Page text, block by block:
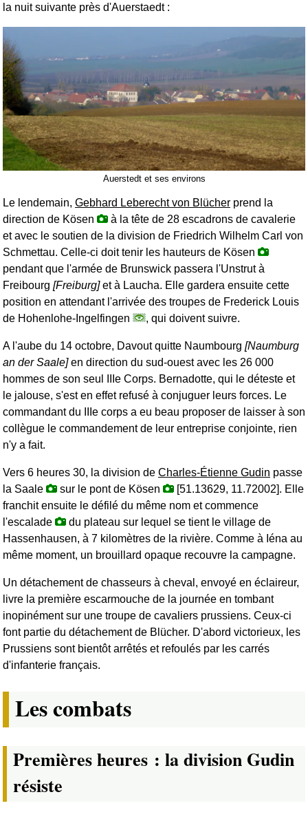
la nuit suivante près d'Auerstaedt :
Auerstedt et ses environs
Le lendemain, Gebhard Leberecht von Blücher prend la
direction de Kösen
à la tête de 28 escadrons de cavalerie
et avec le soutien de la division de Friedrich Wilhelm Carl von
Schmettau. Celle-ci doit tenir les hauteurs de Kösen
pendant que l'armée de Brunswick passera l'Unstrut à
Freibourg [Freiburg]et à Laucha. Elle gardera ensuite cette
position en attendant l'arrivée des troupes de Frederick Louis
de Hohenlohe-Ingelfingen
, qui doivent suivre.
A l'aube du 14 octobre, Davout quitte Naumbourg [Naumburg
an der Saale]en direction du sud-ouest avec les 26 000
hommes de son seul IIIe Corps. Bernadotte, qui le déteste et
le jalouse, s'est en effet refusé à conjuguer leurs forces. Le
commandant du IIIe corps a eu beau proposer de laisser à son
collègue le commandement de leur entreprise conjointe, rien
n'y a fait.
Vers 6 heures 30, la division de Charles-Étienne Gudin passe
la Saale
sur le pont de Kösen
[51.13629, 11.72002]. Elle
franchit ensuite le défilé du même nom et commence
l'escalade
du plateau sur lequel se tient le village de
Hassenhausen, à 7 kilomètres de la rivière. Comme à Iéna au
même moment, un brouillard opaque recouvre la campagne.
Un détachement de chasseurs à cheval, envoyé en éclaireur,
livre la première escarmouche de la journée en tombant
inopinément sur une troupe de cavaliers prussiens. Ceux-ci
font partie du détachement de Blücher. D'abord victorieux, les
Prussiens sont bientôt arrêtés et refoulés par les carrés
d'infanterie français.
Les combats
Premières heures : la division Gudin
résiste